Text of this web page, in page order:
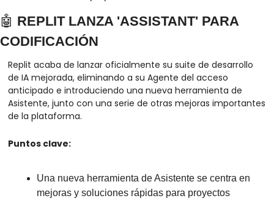
🤖 REPLIT LANZA 'ASSISTANT' PARA
CODIFICACIÓN
Replit acaba de lanzar oficialmente su suite de desarrollo
de IA mejorada, eliminando a su Agente del acceso
anticipado e introduciendo una nueva herramienta de
Asistente, junto con una serie de otras mejoras importantes
de la plataforma.
Puntos clave:
Una nueva herramienta de Asistente se centra en
mejoras y soluciones rápidas para proyectos